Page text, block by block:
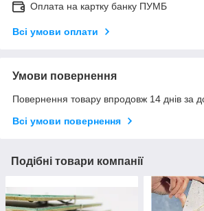
Оплата на картку банку ПУМБ
Всі умови оплати
Умови повернення
Повернення товару впродовж 14 днів за
Всі умови повернення
Подібні товари компанії